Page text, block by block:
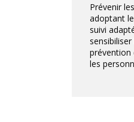
Prévenir
adoptant
suivi
prévention
les